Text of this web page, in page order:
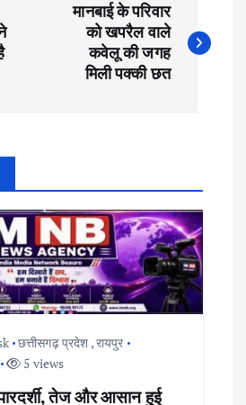
मानबाई के परिवार
को खपरैल वाले
कवेलू की जगह
मिली पक्की छत
छत्तीसगढ़ प्रदेश ,रायपुर
5 views
तेज और आसान हुई